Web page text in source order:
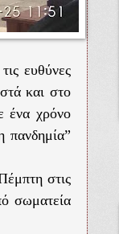
ευθύνες
και στο
ένα χρόνο
πανδημία”
στις
σωματεία